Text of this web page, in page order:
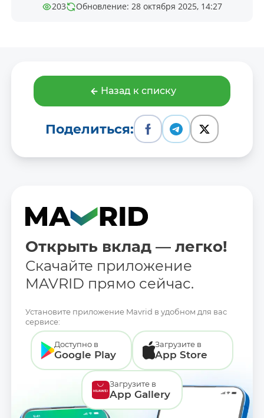
203 Обновление: 28 октября 2025, 14:27
Назад к списку
Поделиться:
Открыть вклад — легко!
Скачайте приложение
MAVRID прямо сейчас.
Установите приложение Mavrid в удобном для вас
сервисе:
Доступно в
Google Play
Загрузите в
App Store
Загрузите в
App Gallery